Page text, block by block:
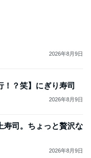
2026年8月9日
！？笑】にぎり寿司
2026年8月9日
寿司。ちょっと贅沢な
2026年8月9日